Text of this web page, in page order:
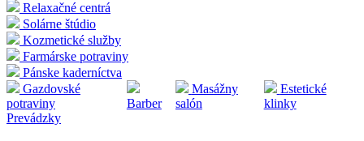
Relaxačné centrá
Solárne štúdio
Kozmetické služby
Farmárske potraviny
Pánske kaderníctva
Gazdovské
potraviny
Barber
Masážny
salón
Estetické
klinky
Prevádzky